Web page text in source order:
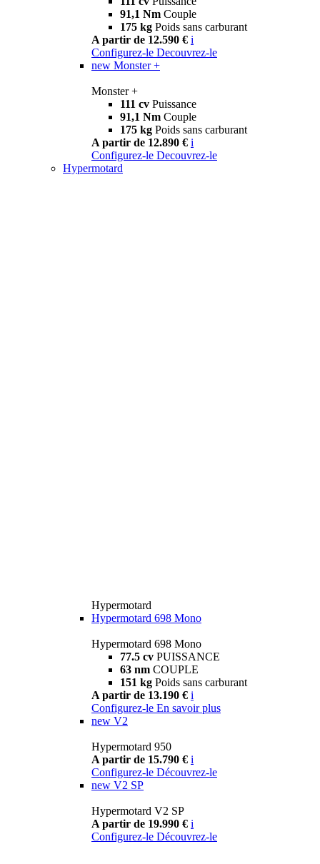
91,1 Nm Couple
175 kg Poids sans carburant
A partir de 12.590 € i
Configurez-le Decouvrez-le
new Monster +
Monster +
111 cv Puissance
91,1 Nm Couple
175 kg Poids sans carburant
A partir de 12.890 € i
Configurez-le Decouvrez-le
Hypermotard
Hypermotard
Hypermotard 698 Mono
Hypermotard 698 Mono
77.5 cv PUISSANCE
63 nm COUPLE
151 kg Poids sans carburant
A partir de 13.190 € i
Configurez-le En savoir plus
new V2
Hypermotard 950
A partir de 15.790 € i
Configurez-le Découvrez-le
new V2 SP
Hypermotard V2 SP
A partir de 19.990 € i
Configurez-le Découvrez-le